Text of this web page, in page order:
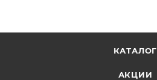
КАТАЛОГ
АКЦИИ